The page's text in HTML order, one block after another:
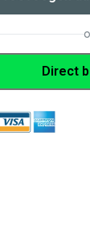
Direct